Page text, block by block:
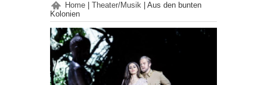
Home Theater/Musik
Aus den bunten
Kolonien